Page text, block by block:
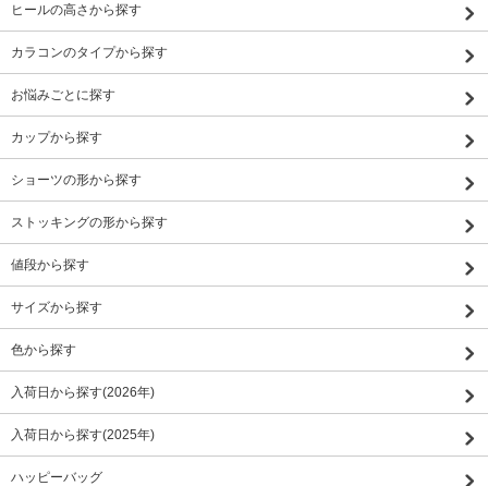
ヒールの高さから探す
カラコンのタイプから探す
お悩みごとに探す
カップから探す
ショーツの形から探す
ストッキングの形から探す
値段から探す
サイズから探す
色から探す
入荷日から探す(2026年)
入荷日から探す(2025年)
ハッピーバッグ